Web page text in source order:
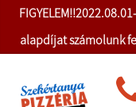
alapdíjat számolunk